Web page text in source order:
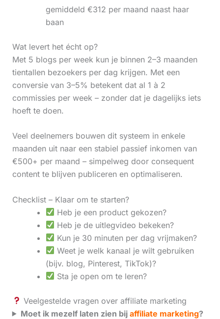
gemiddeld €312 per maand naast haar
baan
Wat levert het écht op?
Met 5 blogs per week kun je binnen 2–3 maanden
tientallen bezoekers per dag krijgen. Met een
conversie van 3–5% betekent dat al 1 à 2
commissies per week – zonder dat je dagelijks iets
hoeft te doen.
Veel deelnemers bouwen dit systeem in enkele
maanden uit naar een stabiel passief inkomen van
€500+ per maand – simpelweg door consequent
content te blijven publiceren en optimaliseren.
Checklist – Klaar om te starten?
Heb je een product gekozen?
Heb je de uitlegvideo bekeken?
Kun je 30 minuten per dag vrijmaken?
Weet je welk kanaal je wilt gebruiken
(bijv. blog, Pinterest, TikTok)?
Sta je open om te leren?
Veelgestelde vragen over affiliate marketing
Moet ik mezelf laten zien bij affiliate marketing?